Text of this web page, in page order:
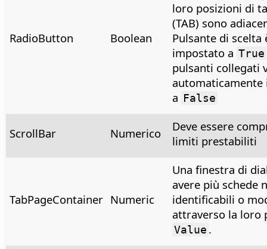
RadioButton Boolean
loro posizioni di
(TAB) sono
Pulsante di scelta
impostato a True
pulsanti collegati
a False
ScrollBar Numerico
Deve essere
limiti prestabiliti
TabPageContainer Numeric
Una finestra di
avere più schede
identificabili o
attraverso la loro
Value .